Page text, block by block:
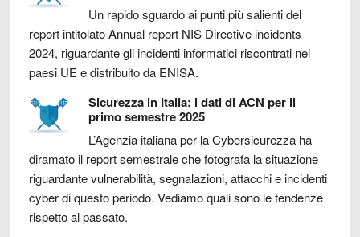
Un rapido sguardo ai punti più salienti del
report intitolato Annual report NIS Directive incidents
2024, riguardante gli incidenti informatici riscontrati nei
paesi UE e distribuito da ENISA.
Sicurezza in Italia: i dati di ACN per il
primo semestre 2025
L’Agenzia italiana per la Cybersicurezza ha
diramato il report semestrale che fotografa la situazione
riguardante vulnerabilità, segnalazioni, attacchi e incidenti
cyber di questo periodo. Vediamo quali sono le tendenze
rispetto al passato.